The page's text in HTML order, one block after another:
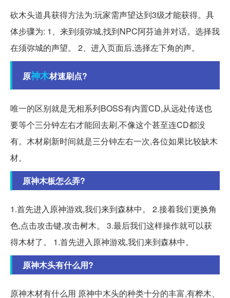
砍木头道具获得方法为:玩家需声望达到3级才能获得。具
体步骤为: 1、来到须弥城,找到NPC阿芬迪并对话。选择我
在须弥城的声望。 2、进入页面后,选择左下角的声。
原神木材速刷点?
唯一的区别就是无相系列BOSS有内置CD,从远处传送也
要等个三分钟左右才能回去刷,不像这个甚至连CD都没
有。木材刷新时间就是三分钟左右一次,各位如果比较缺木
材。
原神木板怎么弄?
1.首先进入原神游戏,我们来到森林中。 2.接着我们更换角
色,点击攻击键,攻击树木。 3.最后我们这样操作就可以获
得木材了。 1.首先进入原神游戏,我们来到森林中。
原神木头有什么用?
原神木材有什么用 原神中木头的种类十分的丰富,有桦木、